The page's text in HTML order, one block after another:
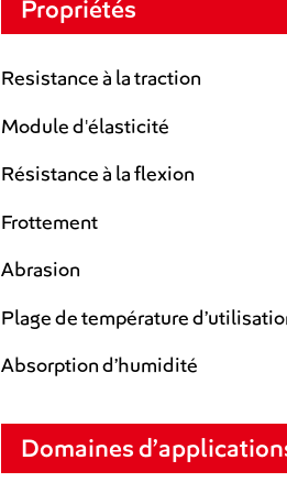
Propriétés
Resistance à la traction
Module d'élasticité
Résistance à la flexion
Frottement
Abrasion
Plage de température
Absorption d’humidité
Domaines